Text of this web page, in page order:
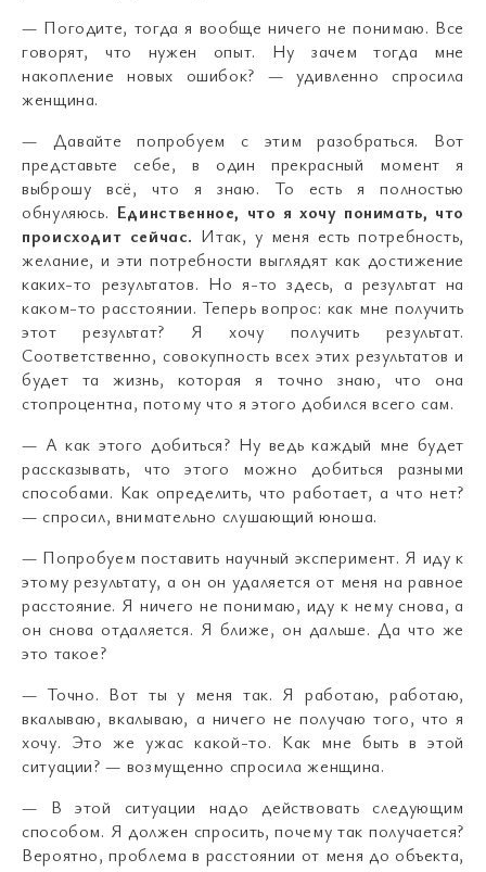
— Погодите, тогда я вообще ничего не понимаю. Все
говорят, что нужен опыт. Ну зачем тогда мне
накопление новых ошибок? — удивленно спросила
женщина.
— Давайте попробуем с этим разобраться. Вот
представьте себе, в один прекрасный момент я
выброшу всё, что я знаю. То есть я полностью
обнуляюсь. Единственное, что я хочу понимать, что
происходит сейчас. Итак, у меня есть потребность,
желание, и эти потребности выглядят как достижение
каких-то результатов. Но я-то здесь, а результат на
каком-то расстоянии. Теперь вопрос: как мне получить
этот результат? Я хочу получить результат.
Соответственно, совокупность всех этих результатов и
будет та жизнь, которая я точно знаю, что она
стопроцентна, потому что я этого добился всего сам.
— А как этого добиться? Ну ведь каждый мне будет
рассказывать, что этого можно добиться разными
способами. Как определить, что работает, а что нет?
— спросил, внимательно слушающий юноша.
— Попробуем поставить научный эксперимент. Я иду к
этому результату, а он он удаляется от меня на равное
расстояние. Я ничего не понимаю, иду к нему снова, а
он снова отдаляется. Я ближе, он дальше. Да что же
это такое?
— Точно. Вот ты у меня так. Я работаю, работаю,
вкалываю, вкалываю, а ничего не получаю того, что я
хочу. Это же ужас какой-то. Как мне быть в этой
ситуации? — возмущенно спросила женщина.
— В этой ситуации надо действовать следующим
способом. Я должен спросить, почему так получается?
Вероятно, проблема в расстоянии от меня до объекта,